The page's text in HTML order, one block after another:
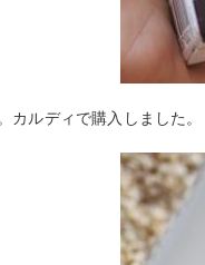
カルディで購入しました。